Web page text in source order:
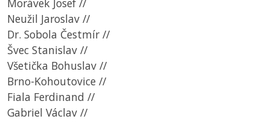
Morávek Josef //
Neužil Jaroslav //
Dr. Sobola Čestmír //
Švec Stanislav //
Všetička Bohuslav //
Brno-Kohoutovice //
Fiala Ferdinand //
Gabriel Václav //